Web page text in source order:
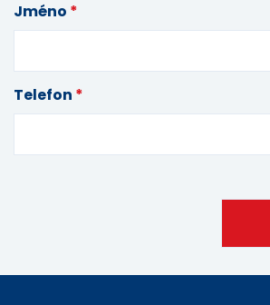
Jméno *
Telefon *